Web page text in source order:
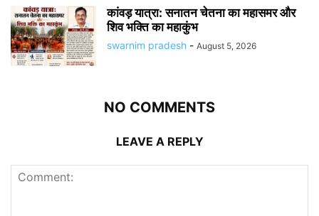
कांवड़ यात्रा: सनातन चेतना का महासमर और
शिव भक्ति का महाकुंभ
swarnim pradesh - August 5, 2026
NO COMMENTS
LEAVE A REPLY